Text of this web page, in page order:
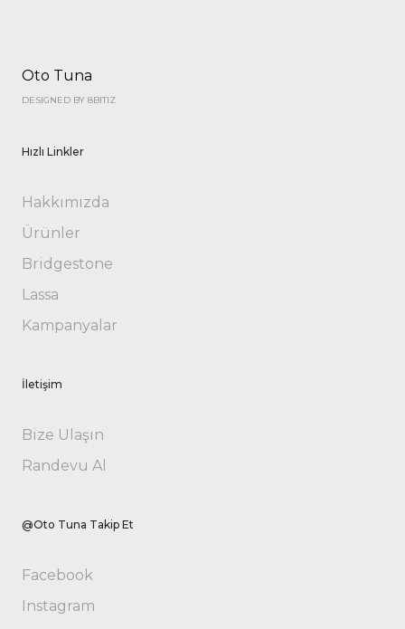
Oto Tuna
DESIGNED BY 8BITIZ
Hızlı Linkler
Hakkımızda
Ürünler
Bridgestone
Lassa
Kampanyalar
İletişim
Bize Ulaşın
Randevu Al
@Oto Tuna Takip Et
Facebook
Instagram